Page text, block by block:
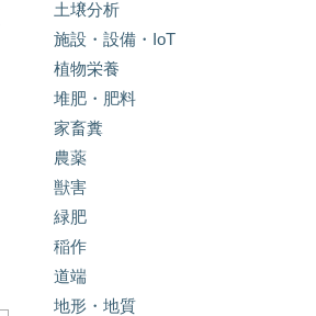
土壌分析
施設・設備・IoT
植物栄養
堆肥・肥料
家畜糞
農薬
獣害
緑肥
稲作
道端
地形・地質